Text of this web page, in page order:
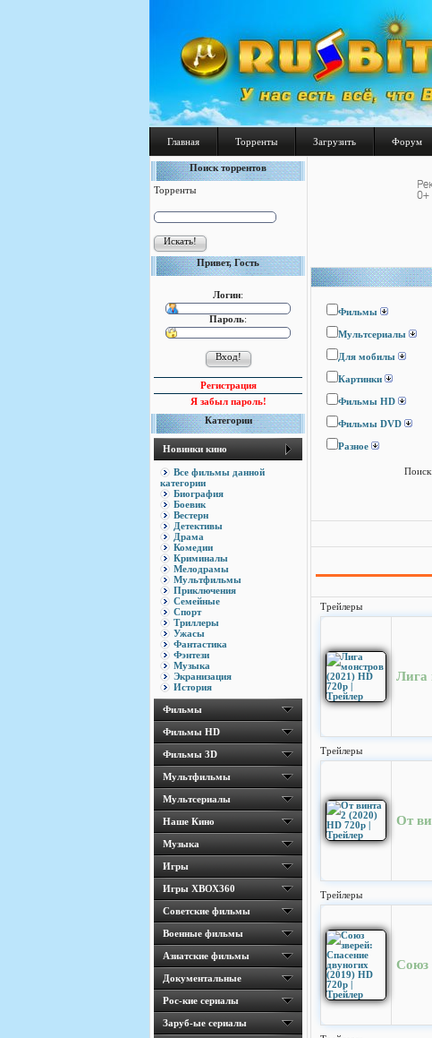
Главная Торренты Загрузить Форум
Поиск торрентов
Торренты
Привет, Гость
Логин:
Пароль:
Регистрация
Я забыл пароль!
Категории
Новинки кино
Все фильмы данной
категории
Биография
Боевик
Вестерн
Детективы
Драма
Комедии
Криминалы
Мелодрамы
Мультфильмы
Приключения
Семейные
Спорт
Триллеры
Ужасы
Фантастика
Фэнтези
Музыка
Экранизация
История
Фильмы
Фильмы HD
Фильмы 3D
Мультфильмы
Мультсериалы
Наше Кино
Музыка
Игры
Игры ХВОХ360
Cоветские фильмы
Военные фильмы
Азиатские фильмы
Документальные
Рос-кие сериалы
Заруб-ые сериалы
Фильмы
Мультсериалы
Для мобилы
Картинки
Фильмы HD
Фильмы DVD
Разное
Поиск:
Трейлеры
Лига
Трейлеры
От
Трейлеры
Союз